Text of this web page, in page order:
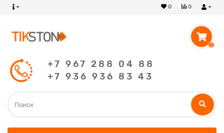
0
0
0
+7 967 288 04 88
+7 936 936 83 43